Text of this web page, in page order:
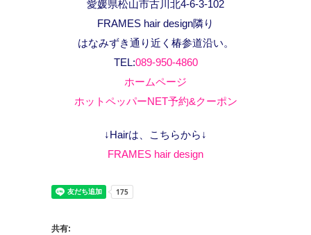
愛媛県松山市古川北4-6-3-102
FRAMES hair design隣り
はなみずき通り近く椿参道沿い。
TEL:089-950-4860
ホームページ
ホットペッパーNET予約&クーポン
↓Hairは、こちらから↓
FRAMES hair design
共有: